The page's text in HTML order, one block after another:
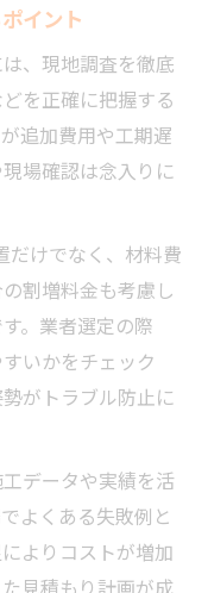
イント
、現地調査を徹底
を正確に把握する
追加費用や工期遅
場確認は念入りに
だけでなく、材料費
割増料金も考慮し
。業者選定の際
いかをチェック
がトラブル防止に
データや実績を活
よくある失敗例と
よりコストが増加
見積もり計画が成